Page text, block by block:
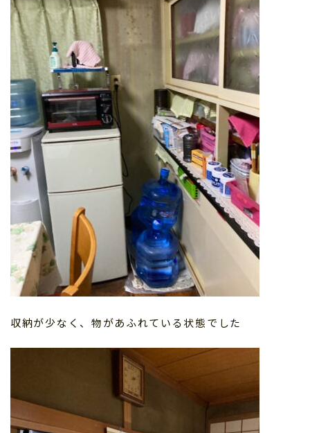
収納が少なく、物があふれている状態でした